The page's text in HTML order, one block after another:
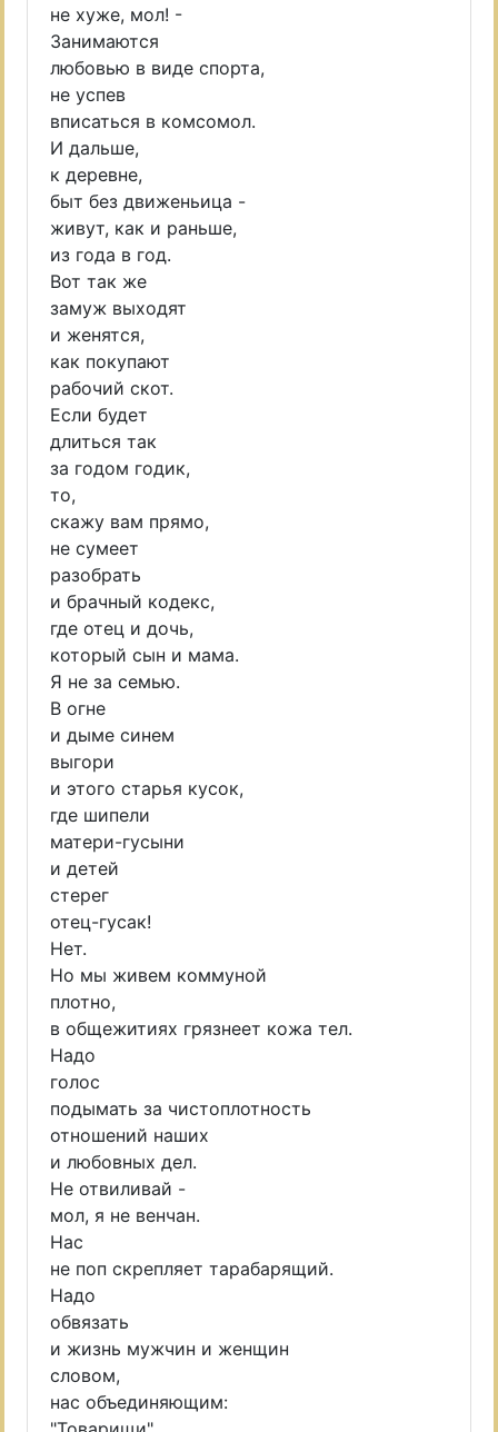
не хуже, мол! -
Занимаются
любовью в виде спорта,
не успев
вписаться в комсомол.
И дальше,
к деревне,
быт без движеньица -
живут, как и раньше,
из года в год.
Вот так же
замуж выходят
и женятся,
как покупают
рабочий скот.
Если будет
длиться так
за годом годик,
то,
скажу вам прямо,
не сумеет
разобрать
и брачный кодекс,
где отец и дочь,
который сын и мама.
Я не за семью.
В огне
и дыме синем
выгори
и этого старья кусок,
где шипели
матери-гусыни
и детей
стерег
отец-гусак!
Нет.
Но мы живем коммуной
плотно,
в общежитиях грязнеет кожа тел.
Надо
голос
подымать за чистоплотность
отношений наших
и любовных дел.
Не отвиливай -
мол, я не венчан.
Нас
не поп скрепляет тарабарящий.
Надо
обвязать
и жизнь мужчин и женщин
словом,
нас объединяющим: